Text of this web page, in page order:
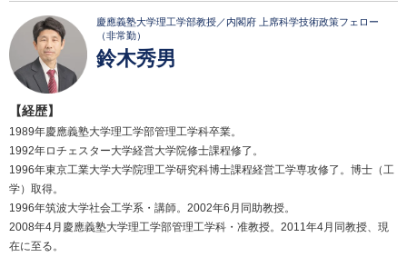
慶應義塾大学理工学部教授／内閣府 上席科学技術政策フェロー
（非常勤）
鈴木秀男
【経歴】
1989年慶應義塾大学理工学部管理工学科卒業。
1992年ロチェスター大学経営大学院修士課程修了。
1996年東京工業大学大学院理工学研究科博士課程経営工学専攻修了。博士（工
学）取得。
1996年筑波大学社会工学系・講師。2002年6月同助教授。
2008年4月慶應義塾大学理工学部管理工学科・准教授。2011年4月同教授、現
在に至る。